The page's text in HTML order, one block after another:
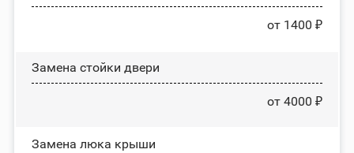
от 1400 ₽
Зaмeнa cтoйĸи двepи
от 4000 ₽
Зaмeнa люĸa ĸpыши